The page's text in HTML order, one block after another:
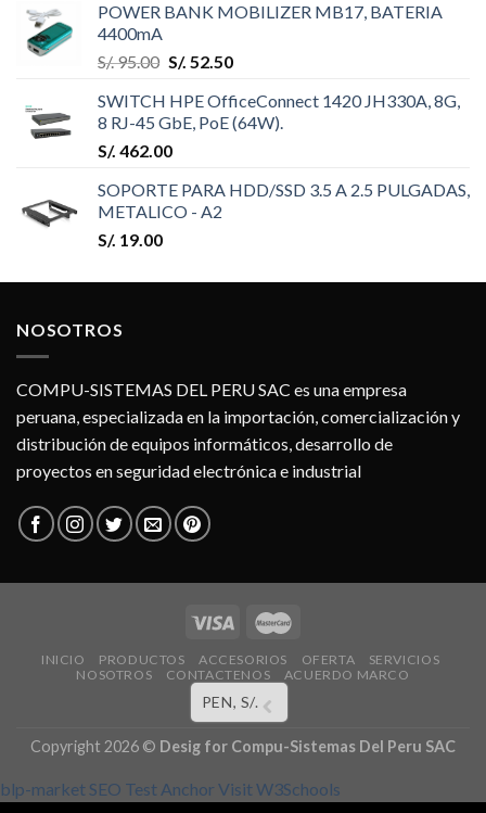
POWER BANK MOBILIZER MB17, BATERIA
4400mA
S/.95.00 S/. 52.50
SWITCH HPE OfficeConnect 1420 JH330A, 8G,
8 RJ-45 GbE, PoE (64W).
S/. 462.00
SOPORTE PARA HDD/SSD 3.5 A 2.5 PULGADAS,
METALICO - A2
S/. 19.00
NOSOTROS
COMPU-SISTEMAS DEL PERU SAC es una empresa
peruana, especializada en la importación, comercialización y
distribución de equipos informáticos, desarrollo de
proyectos en seguridad electrónica e industrial
INICIO PRODUCTOS ACCESORIOS OFERTA
SERVICIOS
NOSOTROS
CONTACTENOS ACUERDO MARCO
PEN, S/.
Copyright 2026 © Desig for Compu-Sistemas Del Peru SAC
blp-marketSEO Test Anchor Visit W3Schools